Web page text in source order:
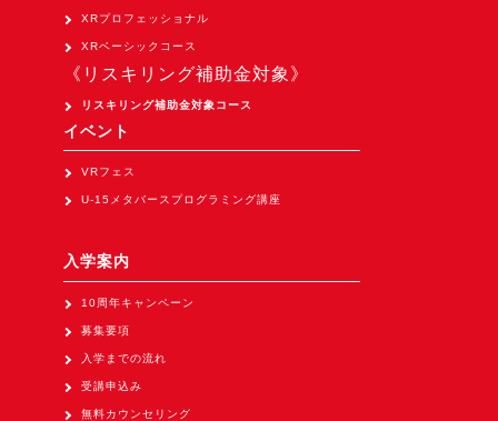
Unity研修
Apple Vision Pro アプリ開発研修
HoloLens 2 アプリ開発研修
《研究会》
XRビジネスフォーラム
TOKYO DIGICONX2026
（1/8～10東京ビッグサイト）に出展。
Tsumiki Community Day 2026
（5/27～28 秋葉原UDX）に出展。
XRプロフェッショナル
XRベーシックコース
《リスキリング補助金対象》
リスキリング補助金対象コース
イベント
VRフェス
U-15メタバースプログラミング講座
入学案内
10周年キャンペーン
募集要項
入学までの流れ
受講申込み
無料カウンセリング